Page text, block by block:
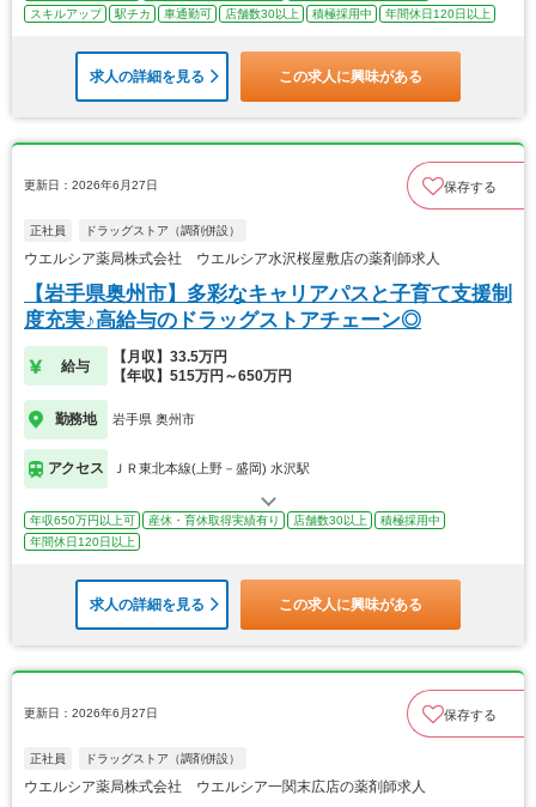
スキルアップ
駅チカ 車通勤可 店舗数30以上 積極採用中 年間休日120日以上
求人の詳細を見る この求人に興味がある
更新日：2026年6月27日 保存する
正社員 ドラッグストア（調剤併設）
ウエルシア薬局株式会社 ウエルシア水沢桜屋敷店の薬剤師求人
【岩手県奥州市】多彩なキャリアパスと子育て支援制
度充実♪高給与のドラッグストアチェーン◎
給与
【月収】33.5万円
【年収】515万円～650万円
勤務地 岩手県 奥州市
アクセス ＪＲ東北本線(上野－盛岡) 水沢駅
年収650万円以上可 産休・育休取得実績有り 店舗数30以上
積極採用中
年間休日120日以上
求人の詳細を見る この求人に興味がある
更新日：2026年6月27日 保存する
正社員 ドラッグストア（調剤併設）
ウエルシア薬局株式会社 ウエルシア一関末広店の薬剤師求人